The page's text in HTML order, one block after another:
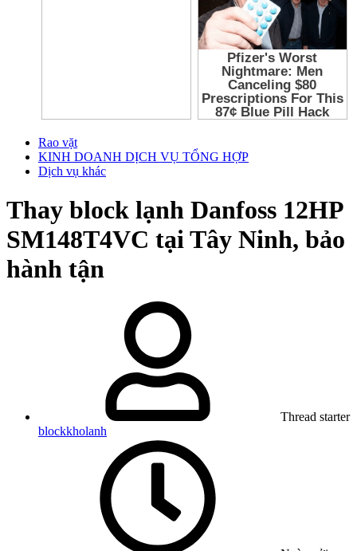
Rao vặt
KINH DOANH DỊCH VỤ TỔNG HỢP
Dịch vụ khác
Thay block lạnh Danfoss 12HP
SM148T4VC tại Tây Ninh, bảo
hành tận
Thread starter
blockkholanh